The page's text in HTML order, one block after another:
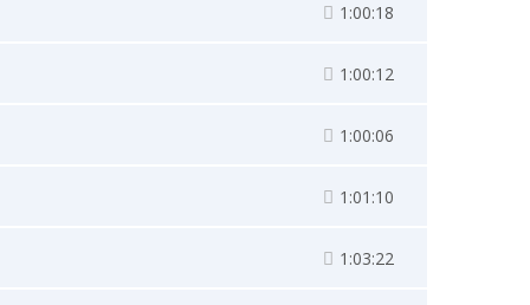
1:00:18
1:00:12
1:00:06
1:01:10
1:03:22